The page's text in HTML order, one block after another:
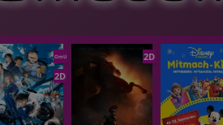
OmU
2D
2D